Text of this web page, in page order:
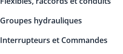
Groupes hydrauliques
Interrupteurs et Commandes